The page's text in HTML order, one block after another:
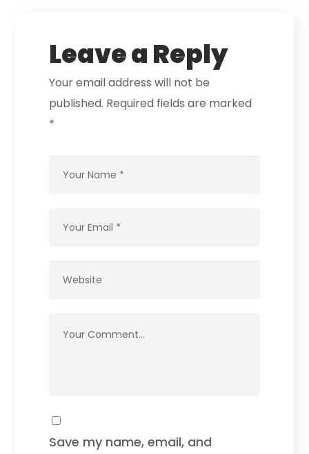
Leave a Reply
Your email address will not be
published. Required fields are marked
*
Save my name, email, and